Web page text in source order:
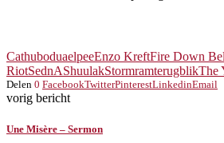
CathuboduaelpeeEnzo KreftFire Down
RiotSednAShuulakStormramterugblikThe
Delen 0 FacebookTwitterPinterestLinkedinEmail
vorig bericht
Une Misère – Sermon